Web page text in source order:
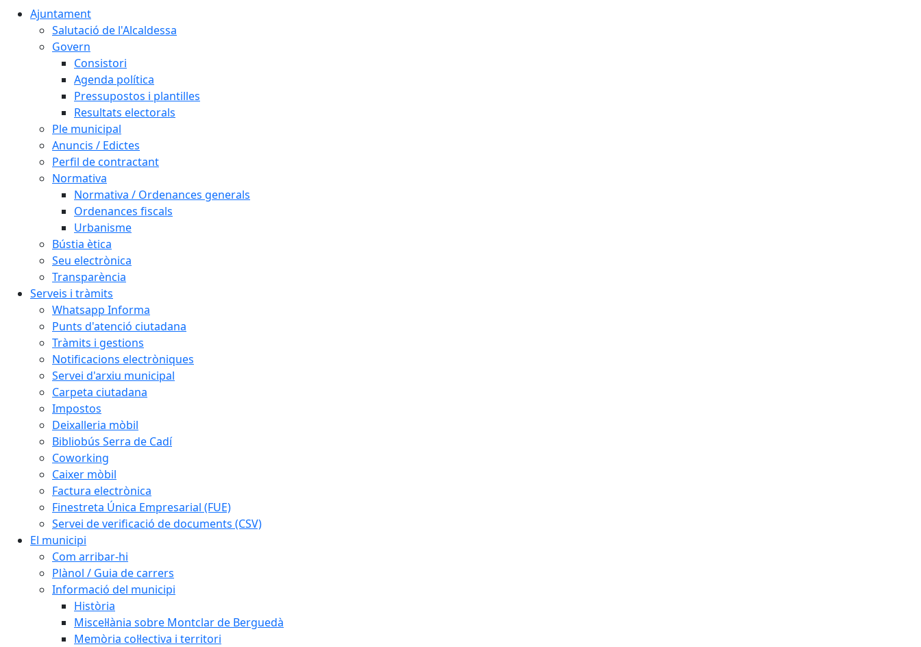
Ajuntament
Salutació de l'Alcaldessa
Govern
Consistori
Agenda política
Pressupostos i plantilles
Resultats electorals
Ple municipal
Anuncis / Edictes
Perfil de contractant
Normativa
Normativa / Ordenances generals
Ordenances fiscals
Urbanisme
Bústia ètica
Seu electrònica
Transparència
Serveis i tràmits
Whatsapp Informa
Punts d'atenció ciutadana
Tràmits i gestions
Notificacions electròniques
Servei d'arxiu municipal
Carpeta ciutadana
Impostos
Deixalleria mòbil
Bibliobús Serra de Cadí
Coworking
Caixer mòbil
Factura electrònica
Finestreta Única Empresarial (FUE)
Servei de verificació de documents (CSV)
El municipi
Com arribar-hi
Plànol / Guia de carrers
Informació del municipi
Història
Miscel·lània sobre Montclar de Berguedà
Memòria col·lectiva i territori